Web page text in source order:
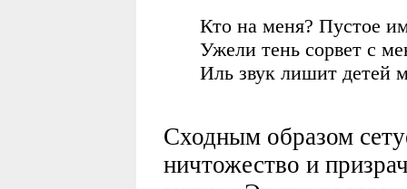
Кто на меня? Пустое
Ужели тень сорвет с
Иль звук лишит детей
Сходным образом
ничтожество и